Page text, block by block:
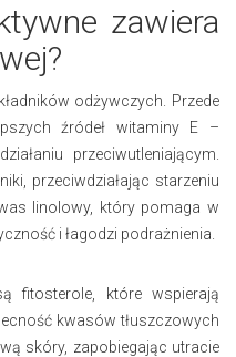
zawiera
odżywczych. Przede
źródeł witaminy E –
przeciwutleniającym.
przeciwdziałając starzeniu
linolowy, który pomaga w
i łagodzi podrażnienia.
fitosterole, które wspierają
kwasów tłuszczowych
skóry, zapobiegając utracie